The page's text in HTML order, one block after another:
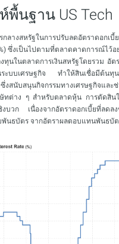
พื้นฐาน US Tech
ลางสหรัฐในการปรับลดอัตราดอกเบี้
ซึ่งเป็นไปตามที่ตลาดคาดการณ์ไว้
ทุนในตลาดการเงินสหรัฐโดยรวม อัต
ะบบเศรษฐกิจ ทำให้สินเชื่อมีต้นทุน
สนับสนุนกิจกรรมทางเศรษฐกิจและ
ษัทต่าง ๆ สำหรับตลาดหุ้น การตัดสิ
งบวก เนื่องจากอัตราดอกเบี้ยที่ลดล
พันธบัตร จากอัตราผลตอบแทนพันธบั